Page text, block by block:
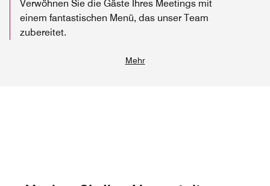
Verwöhnen Sie die Gäste Ihres Meetings mit
einem fantastischen Menü, das unser Team
zubereitet.
Mehr